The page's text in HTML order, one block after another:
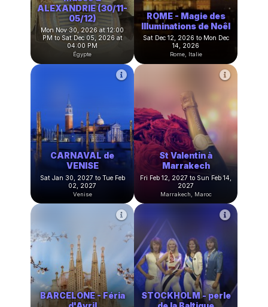
LE CAIRE - Le Grand
Musée &
ALEXANDRIE (30/11-
Mon Nov 30, 2026 at 12:00
PM to Sat Dec 05, 2026 at
04:00 PM
Égypte
ROME - Magie des
Illuminations de Noêl
Sat Dec 12, 2026 to Mon Dec
14, 2026
Rome, Italie
CARNAVAL de
VENISE
Sat Jan 30, 2027 to Tue Feb
02, 2027
Venise
St Valentin à
Marrakech
Fri Feb 12, 2027 to Sun Feb 14,
2027
Marrakech, Maroc